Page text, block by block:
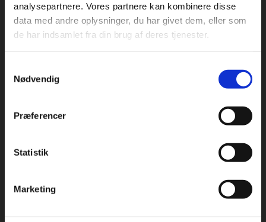
analysepartnere. Vores partnere kan kombinere disse
data med andre oplysninger, du har givet dem, eller som
de har indsamlet fra din brug af deres tjenester.
Nødvendig
Præferencer
Statistik
Marketing
Hos industriopvasker.dk er du sikker på at få en REN opvask,
hver gang.
Fungerer maskinen ikke optimalt, giver det anledning til store
frustrationer. Køb derfor hos industriopvasker.dk
Adresse og åbningstider
Fredag fra 08.00 – 13.30.